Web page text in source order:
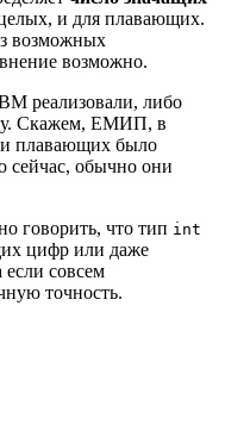
и для плавающих.
возможных
возможно.
реализовали, либо
Скажем, ЕМИП, в
плавающих было
сейчас, обычно они
говорить, что тип int
цифр или даже
совсем
точность.